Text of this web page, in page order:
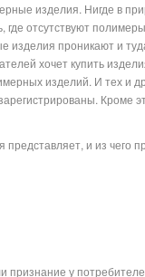
изделия. Нигде в
где отсутствуют
изделия проникают и
хочет купить
изделий. И тех и
Кроме
и из чего
у